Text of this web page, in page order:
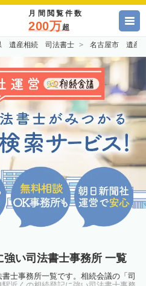
月間閲覧件数
200万超
遺産相続 司法書士 名古屋市 遺産
い司法書士事務所 一覧
士事務所一覧です。相続会議の「司